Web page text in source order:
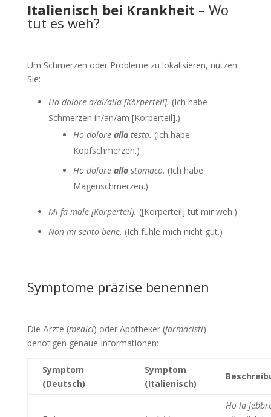
Italienisch bei Krankheit – Wo
tut es weh?
Um Schmerzen oder Probleme zu lokalisieren, nutzen
Sie:
Ho dolore a/al/alla [Körperteil]. (Ich habe
Schmerzen in/an/am [Körperteil].)
Ho dolore allatesta. (Ich habe
Kopfschmerzen.)
Ho dolore allostomaco. (Ich habe
Magenschmerzen.)
Mi fa male [Körperteil]. ([Körperteil] tut mir weh.)
Non mi sento bene. (Ich fühle mich nicht gut.)
Symptome präzise benennen
Die Ärzte (medici) oder Apotheker (farmacisti)
benötigen genaue Informationen:
Symptom
(Deutsch)
Symptom
(Italienisch)
Ho la